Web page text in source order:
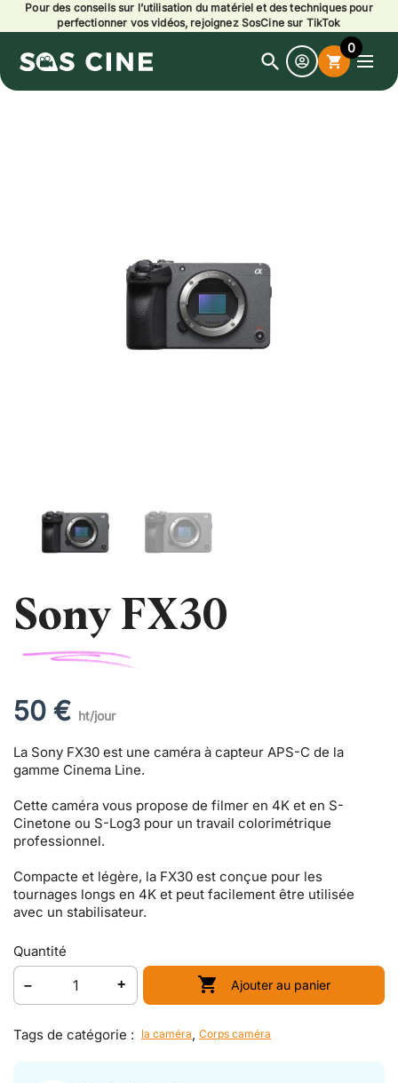
Pour des conseils sur l’utilisation du matériel et des techniques pour
perfectionner vos vidéos, rejoignez SosCine sur TikTok
search
Open
shopping_cart
0
Sony FX30
50 € ht/jour
La Sony FX30 est une caméra à capteur APS-C de la
gamme Cinema Line.
Cette caméra vous propose de filmer en 4K et en S-
Cinetone ou S-Log3 pour un travail colorimétrique
professionnel.
Compacte et légère, la FX30 est conçue pour les
tournages longs en 4K et peut facilement être utilisée
avec un stabilisateur.
Quantité
 Ajouter au panier
Tags de catégorie : la caméra, Corps caméra